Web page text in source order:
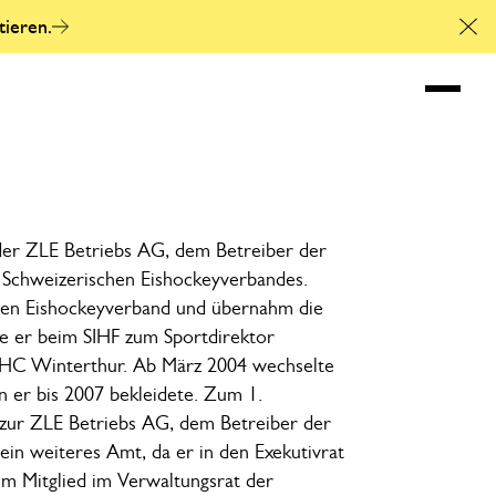
ZLE Betriebs AG, dem Betreiber der
Eis­hockey­ver­bandes.
Eis­hockey­ver­band und über­nahm die
er beim SIHF zum Sport­direktor
Winter­thur. Ab März 2004 wechselte
er bis 2007 be­klei­dete. Zum 1.
ZLE Betriebs AG, dem Betreiber der
weiteres Amt, da er in den Exekutivrat
Mitglied im Verwaltungsrat der